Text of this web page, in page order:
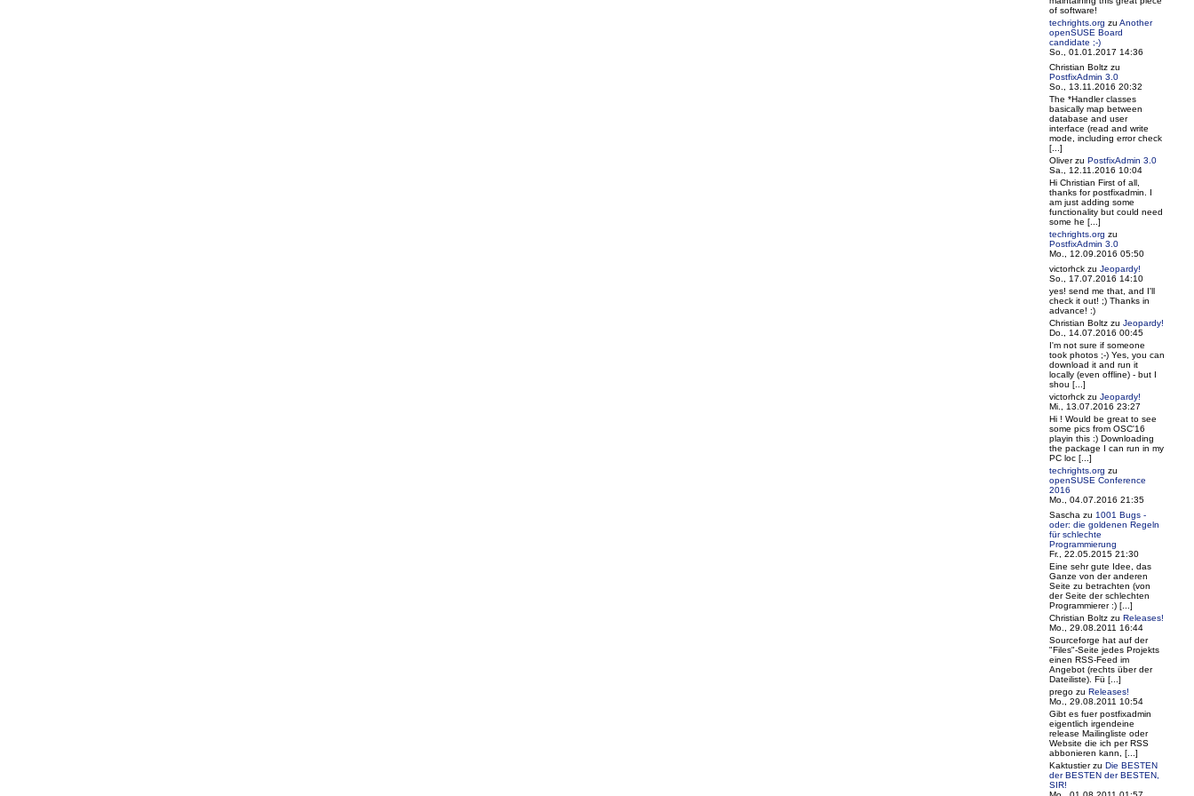
of software!
techrights.org zu Another
openSUSE Board
candidate ;-)
So., 01.01.2017 14:36
Christian Boltz zu
PostfixAdmin 3.0
So., 13.11.2016 20:32
The *Handler classes
basically map between
database and user
interface (read and write
mode, including error check
[...]
Oliverzu PostfixAdmin 3.0
Sa., 12.11.2016 10:04
Hi Christian First of all,
thanks for postfixadmin. I
am just adding some
functionality but could need
some he [...]
techrights.org zu
PostfixAdmin 3.0
Mo., 12.09.2016 05:50
victorhck zu Jeopardy!
So., 17.07.2016 14:10
yes! send me that, and I'll
check it out! ;) Thanks in
advance! :)
Christian Boltz zu Jeopardy!
Do., 14.07.2016 00:45
I'm not sure if someone
took photos ;-) Yes, you can
download it and run it
locally (even offline) - but I
shou [...]
victorhck zu Jeopardy!
Mi., 13.07.2016 23:27
Hi ! Would be great to see
some pics from OSC'16
playin this :) Downloading
the package I can run in my
PC loc [...]
techrights.org zu
openSUSE Conference
2016
Mo., 04.07.2016 21:35
Sascha zu 1001 Bugs -
oder: die goldenen Regeln
für schlechte
Programmierung
Fr., 22.05.2015 21:30
Eine sehr gute Idee, das
Ganze von der anderen
Seite zu betrachten (von
der Seite der schlechten
Programmierer :) [...]
Christian Boltz zu Releases!
Mo., 29.08.2011 16:44
Sourceforge hat auf der
"Files"-Seite jedes Projekts
einen RSS-Feed im
Angebot (rechts über der
Dateiliste). Fü [...]
prego zu Releases!
Mo., 29.08.2011 10:54
Gibt es fuer postfixadmin
eigentlich irgendeine
release Mailingliste oder
Website die ich per RSS
abbonieren kann, [...]
Kaktustierzu Die BESTEN
der BESTEN der BESTEN,
SIR!